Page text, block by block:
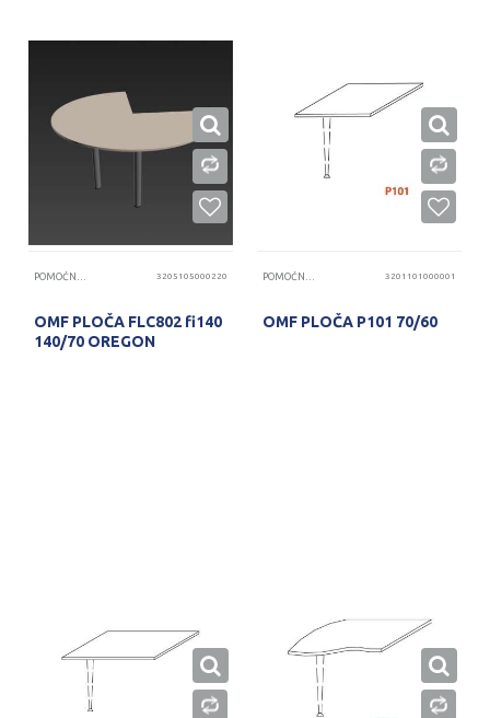
POMOĆNE PLOČE 3205105000220
OMF PLOČA FLC802 fi140
140/70 OREGON
POMOĆNE PLOČE 3201101000001
OMF PLOČA P101 70/60